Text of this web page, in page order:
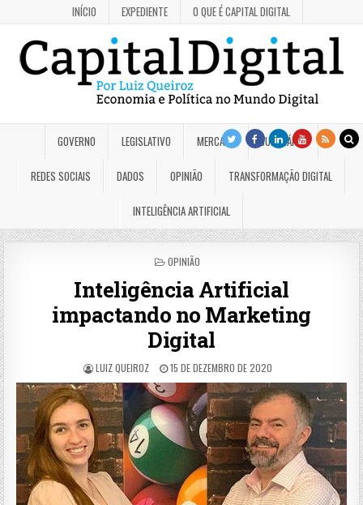
INÍCIO EXPEDIENTE O QUE É CAPITAL DIGITAL
GOVERNO LEGISLATIVO MERCADO JUDICIÁRIO
REDES SOCIAIS DADOS OPINIÃO TRANSFORMAÇÃO DIGITAL
INTELIGÊNCIA ARTIFICIAL
POSTED
OPINIÃO
Inteligência Artificial
impactando no Marketing
Digital
LUIZ QUEIROZ 15 DE DEZEMBRO DE 2020